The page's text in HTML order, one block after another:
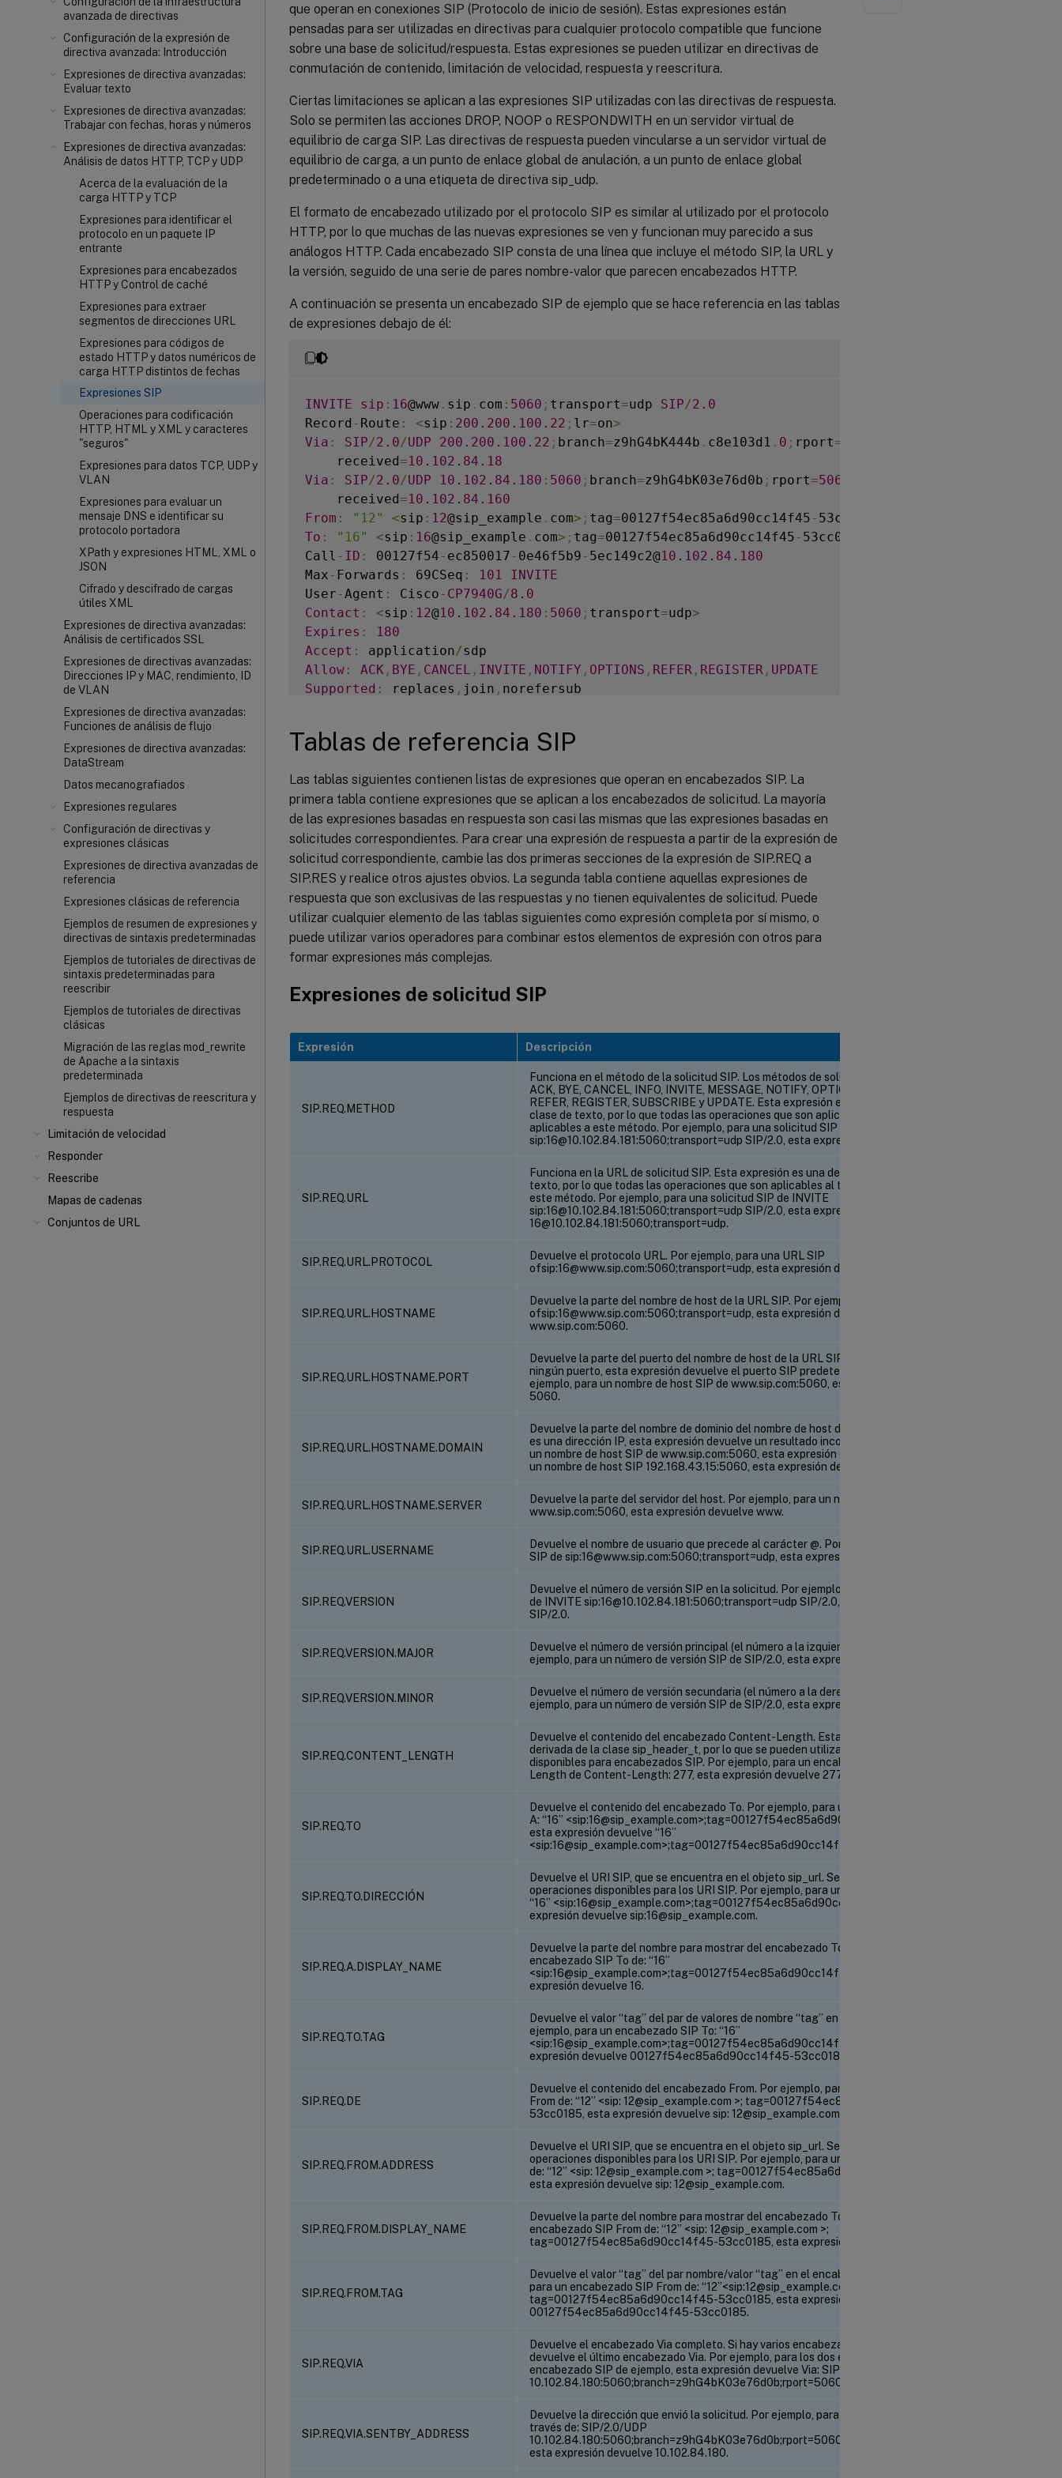
avanzada de directivas
Configuración de la expresión de
directiva avanzada: Introducción
Expresiones de directiva avanzadas:
Evaluar texto
Expresiones de directiva avanzadas:
Trabajar con fechas, horas y números
Expresiones de directiva avanzadas:
Análisis de datos HTTP, TCP y UDP
Acerca de la evaluación de la
carga HTTP y TCP
Expresiones para identificar el
protocolo en un paquete IP
entrante
Expresiones para encabezados
HTTP y Control de caché
Expresiones para extraer
segmentos de direcciones URL
Expresiones para códigos de
estado HTTP y datos numéricos de
carga HTTP distintos de fechas
Expresiones SIP
Operaciones para codificación
HTTP, HTML y XML y caracteres
"seguros"
Expresiones para datos TCP, UDP y
VLAN
Expresiones para evaluar un
mensaje DNS e identificar su
protocolo portadora
XPath y expresiones HTML, XML o
JSON
Cifrado y descifrado de cargas
útiles XML
Expresiones de directiva avanzadas:
Análisis de certificados SSL
Expresiones de directivas avanzadas:
Direcciones IP y MAC, rendimiento, ID
de VLAN
Expresiones de directiva avanzadas:
Funciones de análisis de flujo
Expresiones de directiva avanzadas:
DataStream
Datos mecanografiados
Expresiones regulares
Configuración de directivas y
expresiones clásicas
Expresiones de directiva avanzadas de
referencia
Expresiones clásicas de referencia
Ejemplos de resumen de expresiones y
directivas de sintaxis predeterminadas
Ejemplos de tutoriales de directivas de
sintaxis predeterminadas para
reescribir
Ejemplos de tutoriales de directivas
clásicas
Migración de las reglas mod_rewrite
de Apache a la sintaxis
predeterminada
Ejemplos de directivas de reescritura y
respuesta
Limitación de velocidad
Responder
Reescribe
Mapas de cadenas
Conjuntos de URL
que operan en conexiones SIP (Protocolo de inicio de sesión). Estas expresiones están
pensadas para ser utilizadas en directivas para cualquier protocolo compatible que funcione
sobre una base de solicitud/respuesta. Estas expresiones se pueden utilizar en directivas de
conmutación de contenido, limitación de velocidad, respuesta y reescritura.
Ciertas limitaciones se aplican a las expresiones SIP utilizadas con las directivas de respuesta.
Solo se permiten las acciones DROP, NOOP o RESPONDWITH en un servidor virtual de
equilibrio de carga SIP. Las directivas de respuesta pueden vincularse a un servidor virtual de
equilibrio de carga, a un punto de enlace global de anulación, a un punto de enlace global
predeterminado o a una etiqueta de directiva sip_udp.
El formato de encabezado utilizado por el protocolo SIP es similar al utilizado por el protocolo
HTTP, por lo que muchas de las nuevas expresiones se ven y funcionan muy parecido a sus
análogos HTTP. Cada encabezado SIP consta de una línea que incluye el método SIP, la URL y
la versión, seguido de una serie de pares nombre-valor que parecen encabezados HTTP.
A continuación se presenta un encabezado SIP de ejemplo que se hace referencia en las tablas
de expresiones debajo de él:
INVITE sip : 16@www . sip . com : 5060 ; transport=udp SIP/2.0
Record - Route : <sip : 200.200 .100 .22 ; lr=on>
Via : SIP/2.0/UDP 200.200 .100 .22 ; branch=z9hG4bK444b . c8e103d1 . 0 ; rport=
    received
=10.102 .84 .18
Via : SIP/2.0/UDP 10.102 .84 .180 : 5060 ; branch=z9hG4bK03e76d0b ; rport=5060
    received
=10.102 .84 .160
From : "12" <sip : 12@sip_example . com> ; tag=00127f54ec85a6d90cc14f45 -
To : "16" <sip : 16@sip_example . com> ; tag=00127f54ec85a6d90cc14f45 - 53cc0185
Call - ID : 00127f54 - ec850017 - 0e46f5b9 - 5ec149c2@10.102 .84 .180
Max - Forwards : 69CSeq : 101
INVITE
User -Agent : Cisco - CP7940G/8.0
Contact : <sip : 12@10.102 .84 .180 : 5060 ; transport=udp>
Expires :
180
Accept : application/
Allow : ACK , BYE , CANCEL , INVITE , NOTIFY , OPTIONS , REFER , REGISTER , UPDATE
Supported : replaces , join , norefersub
Content- Disposition : session; handling
Tablas de referencia SIP
Las tablas siguientes contienen listas de expresiones que operan en encabezados SIP. La
primera tabla contiene expresiones que se aplican a los encabezados de solicitud. La mayoría
de las expresiones basadas en respuesta son casi las mismas que las expresiones basadas en
solicitudes correspondientes. Para crear una expresión de respuesta a partir de la expresión de
solicitud correspondiente, cambie las dos primeras secciones de la expresión de SIP.REQ a
SIP.RES y realice otros ajustes obvios. La segunda tabla contiene aquellas expresiones de
respuesta que son exclusivas de las respuestas y no tienen equivalentes de solicitud. Puede
utilizar cualquier elemento de las tablas siguientes como expresión completa por sí mismo, o
puede utilizar varios operadores para combinar estos elementos de expresión con otros para
formar expresiones más complejas.
Expresiones de solicitud SIP
Expresión Descripción
SIP.REQ.METHOD
Funciona en el método de la solicitud SIP. Los métodos de solicitud SIP admitidos son
ACK, BYE, CANCEL, INFO, INVITE, MESSAGE, NOTIFY, OPTIONS, PRACK, PUBLISH,
REFER, REGISTER, SUBSCRIBE y UPDATE. Esta expresión es una derivada de la
clase de texto, por lo que todas las operaciones que son aplicables al texto son
aplicables a este método. Por ejemplo, para una solicitud SIP de INVITE
sip:16@10.102.84.181:5060;transport=udp SIP/2.0, esta expresión devuelve INVITE.
SIP.REQ.URL
Funciona en la URL de solicitud SIP. Esta expresión es una derivada de la clase de
texto, por lo que todas las operaciones que son aplicables al texto son aplicables a
este método. Por ejemplo, para una solicitud SIP de INVITE
sip:16@10.102.84.181:5060;transport=udp SIP/2.0, esta expresión devuelve:
16@10.102.84.181:5060;transport=udp.
SIP.REQ.URL.PROTOCOL
Devuelve el protocolo URL. Por ejemplo, para una URL SIP
ofsip:16@www.sip.com:5060;transport=udp, esta expresión devuelve sip.
SIP.REQ.URL.HOSTNAME
Devuelve la parte del nombre de host de la URL SIP. Por ejemplo, para una URL SIP
ofsip:16@www.sip.com:5060;transport=udp, esta expresión devuelve
www.sip.com:5060.
SIP.REQ.URL.HOSTNAME.PORT
Devuelve la parte del puerto del nombre de host de la URL SIP. Si no se especifica
ningún puerto, esta expresión devuelve el puerto SIP predeterminado, 5060. Por
ejemplo, para un nombre de host SIP de www.sip.com:5060, esta expresión devuelve
5060.
SIP.REQ.URL.HOSTNAME.DOMAIN
Devuelve la parte del nombre de dominio del nombre de host de la URL SIP. Si el host
es una dirección IP, esta expresión devuelve un resultado incorrecto. Por ejemplo, para
un nombre de host SIP de www.sip.com:5060, esta expresión devuelve sip.com. Para
un nombre de host SIP 192.168.43.15:5060, esta expresión devuelve un error.
SIP.REQ.URL.HOSTNAME.SERVER
Devuelve la parte del servidor del host. Por ejemplo, para un nombre de host SIP de
www.sip.com:5060, esta expresión devuelve www.
SIP.REQ.URL.USERNAME
Devuelve el nombre de usuario que precede al carácter @. Por ejemplo, para una URL
SIP de sip:16@www.sip.com:5060;transport=udp, esta expresión devuelve 16.
SIP.REQ.VERSION
Devuelve el número de versión SIP en la solicitud. Por ejemplo, para una solicitud SIP
de INVITE sip:16@10.102.84.181:5060;transport=udp SIP/2.0, esta expresión devuelve
SIP/2.0.
SIP.REQ.VERSION.MAJOR
Devuelve el número de versión principal (el número a la izquierda del punto). Por
ejemplo, para un número de versión SIP de SIP/2.0, esta expresión devuelve 2.
SIP.REQ.VERSION.MINOR
Devuelve el número de versión secundaria (el número a la derecha del punto). Por
ejemplo, para un número de versión SIP de SIP/2.0, esta expresión devuelve 0.
SIP.REQ.CONTENT_LENGTH
Devuelve el contenido del encabezado Content-Length. Esta expresión es una
derivada de la clase sip_header_t, por lo que se pueden utilizar todas las operaciones
disponibles para encabezados SIP. Por ejemplo, para un encabezado SIP Content-
Length de Content-Length: 277, esta expresión devuelve 277.
SIP.REQ.TO
Devuelve el contenido del encabezado To. Por ejemplo, para un encabezado SIP To de
A: “16” <sip:16@sip_example.com>;tag=00127f54ec85a6d90cc14f45-53cc0185,
esta expresión devuelve “16”
<sip:16@sip_example.com>;tag=00127f54ec85a6d90cc14f45-53cc0185.
SIP.REQ.TO.DIRECCIÓN
Devuelve el URI SIP, que se encuentra en el objeto sip_url. Se pueden utilizar todas las
operaciones disponibles para los URI SIP. Por ejemplo, para un encabezado SIP To de:
“16” <sip:16@sip_example.com>;tag=00127f54ec85a6d90cc14f45-53cc0185, esta
expresión devuelve sip:16@sip_example.com.
SIP.REQ.A.DISPLAY_NAME
Devuelve la parte del nombre para mostrar del encabezado To. Por ejemplo, para un
encabezado SIP To de: “16”
<sip:16@sip_example.com>;tag=00127f54ec85a6d90cc14f45-53cc0185, esta
expresión devuelve 16.
SIP.REQ.TO.TAG
Devuelve el valor “tag” del par de valores de nombre “tag” en el encabezado TO. Por
ejemplo, para un encabezado SIP To: “16”
<sip:16@sip_example.com>;tag=00127f54ec85a6d90cc14f45-53cc0185, esta
expresión devuelve 00127f54ec85a6d90cc14f45-53cc0185.
SIP.REQ.DE
Devuelve el contenido del encabezado From. Por ejemplo, para un encabezado SIP
From de: “12” <sip: 12@sip_example.com >; tag=00127f54ec85a6d90cc14f45-
53cc0185, esta expresión devuelve sip: 12@sip_example.com.
SIP.REQ.FROM.ADDRESS
Devuelve el URI SIP, que se encuentra en el objeto sip_url. Se pueden utilizar todas las
operaciones disponibles para los URI SIP. Por ejemplo, para un encabezado SIP From
de: “12” <sip: 12@sip_example.com >; tag=00127f54ec85a6d90cc14f45-53cc0185,
esta expresión devuelve sip: 12@sip_example.com.
SIP.REQ.FROM.DISPLAY_NAME
Devuelve la parte del nombre para mostrar del encabezado To. Por ejemplo, para un
encabezado SIP From de: “12” <sip: 12@sip_example.com >;
tag=00127f54ec85a6d90cc14f45-53cc0185, esta expresión devuelve 12.
SIP.REQ.FROM.TAG
Devuelve el valor “tag” del par nombre/valor “tag” en el encabezado To. Por ejemplo,
para un encabezado SIP From de: “12”<sip:12@sip_example.com>;
tag=00127f54ec85a6d90cc14f45-53cc0185, esta expresión devuelve
00127f54ec85a6d90cc14f45-53cc0185.
SIP.REQ.VIA
Devuelve el encabezado Via completo. Si hay varios encabezados Via en la solicitud,
devuelve el último encabezado Via. Por ejemplo, para los dos encabezados Via del
encabezado SIP de ejemplo, esta expresión devuelve Via: SIP/2.0/UDP
10.102.84.180:5060;branch=z9hG4bK03e76d0b;rport=5060;received=10.102.84.160.
SIP.REQ.VIA.SENTBY_ADDRESS
Devuelve la dirección que envió la solicitud. Por ejemplo, para el encabezado Via a
través de: SIP/2.0/UDP
10.102.84.180:5060;branch=z9hG4bK03e76d0b;rport=5060;received=10.102.84.160,
esta expresión devuelve 10.102.84.180.